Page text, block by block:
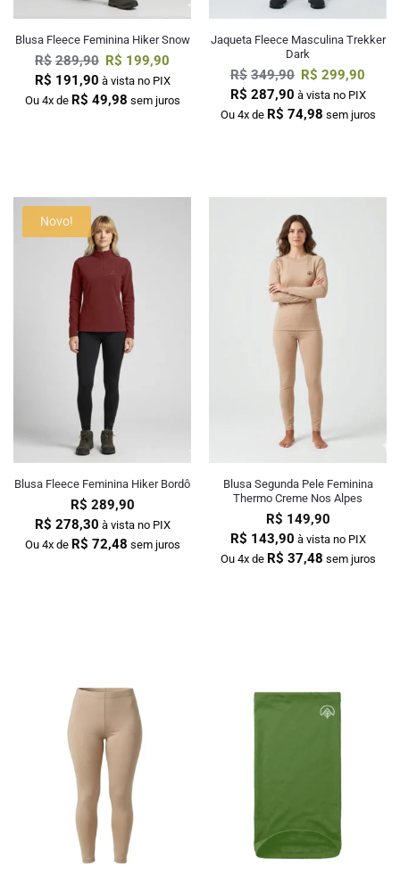
Blusa Fleece Feminina Hiker Snow
R$ 289,90 R$ 199,90
R$ 191,90 à vista no PIX
Ou 4x de R$ 49,98 sem juros
Jaqueta Fleece Masculina Trekker
Dark
R$ 349,90 R$ 299,90
R$ 287,90 à vista no PIX
Ou 4x de R$ 74,98 sem juros
Novo!
Blusa Fleece Feminina Hiker Bordô
R$ 289,90
R$ 278,30 à vista no PIX
Ou 4x de R$ 72,48 sem juros
Blusa Segunda Pele Feminina
Thermo Creme Nos Alpes
R$ 149,90
R$ 143,90 à vista no PIX
Ou 4x de R$ 37,48 sem juros